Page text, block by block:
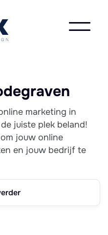
marketing in
juiste plek beland!
jouw online
en jouw bedrijf te